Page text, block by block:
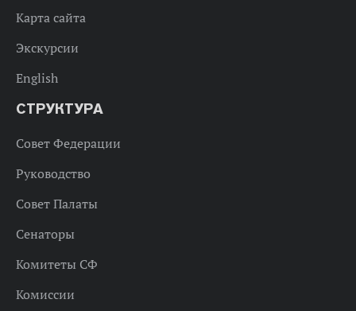
Карта сайта
Экскурсии
English
СТРУКТУРА
Совет Федерации
Руководство
Совет Палаты
Сенаторы
Комитеты СФ
Комиссии